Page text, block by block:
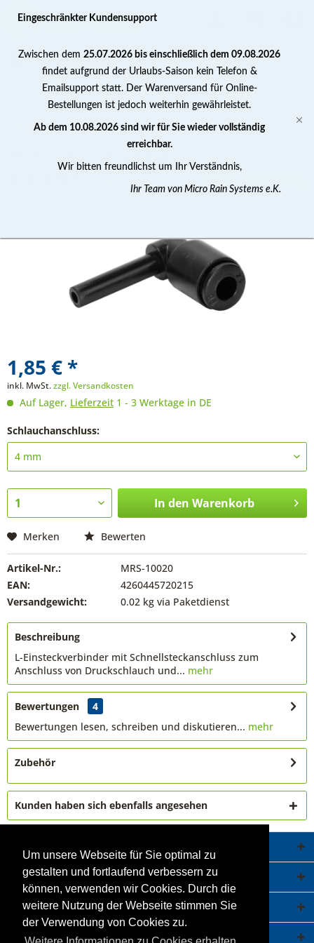
Um unsere Webseite für Sie optimal zu
gestalten und fortlaufend verbessern zu
können, verwenden wir Cookies. Durch die
weitere Nutzung der Webseite stimmen Sie
der Verwendung von Cookies zu.
Winkel-Verbinder
1,85 € *
inkl. MwSt.zzgl. Versandkosten
Auf Lager, Lieferzeit 1 - 3 Werktage in DE
Schlauchanschluss:
In den Warenkorb
Merken Bewerten
Artikel-Nr.:
MRS-10020
EAN:
4260445720215
Versandgewicht:
0.02 kg via Paketdienst
Beschreibung
L-Einsteckverbinder mit Schnellsteckanschluss zum
Anschluss von Druckschlauch und... mehr
Bewertungen
4
Bewertungen lesen, schreiben und diskutieren... mehr
Zubehör
Kunden haben sich ebenfalls angesehen
Service Hotline
Shop Service
Informationen
Newsletter
Eingeschränkter Kundensupport
Zwischen dem 25.07.2026 bis einschließlich dem 09.08.2026
findet aufgrund der Urlaubs-Saison kein Telefon &
Emailsupport statt. Der Warenversand für Online-
Bestellungen ist jedoch weiterhin gewährleistet.
Ab dem 10.08.2026 sind wir für Sie wieder vollständig
erreichbar.
Wir bitten freundlichst um Ihr Verständnis,
Ihr Team von Micro Rain Systems e.K.